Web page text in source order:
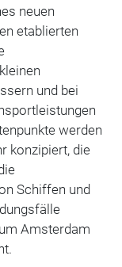
neuen
etablierten
und bei
werden
konzipiert, die
Schiffen und
Amsterdam